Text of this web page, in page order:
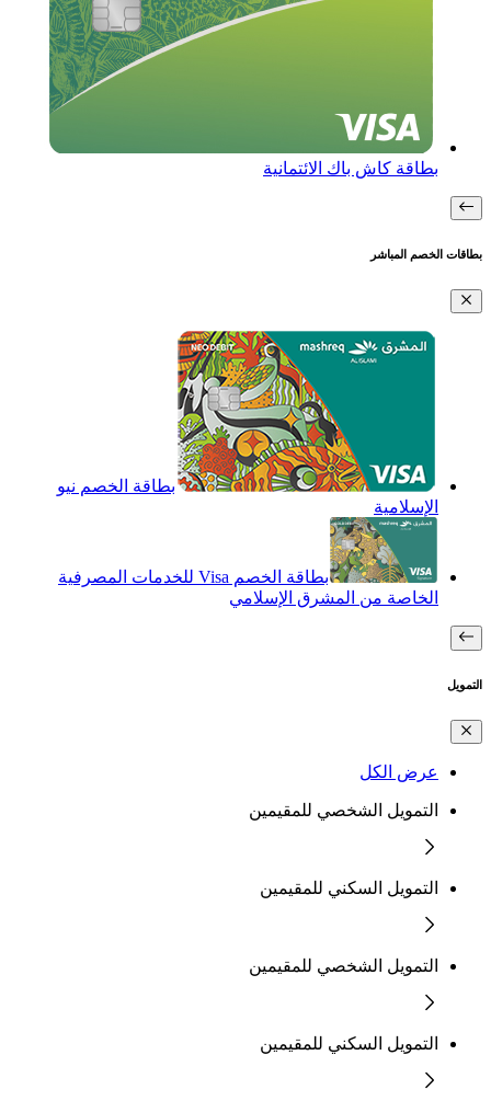
بطاقة كاش باك الائتمانية
بطاقات الخصم المباشر
بطاقة الخصم نيو
الإسلامية
بطاقة الخصم Visa للخدمات المصرفية
الخاصة من المشرق الإسلامي
التمويل
عرض الكل
التمويل الشخصي للمقيمين
التمويل السكني للمقيمين
التمويل الشخصي للمقيمين
التمويل السكني للمقيمين